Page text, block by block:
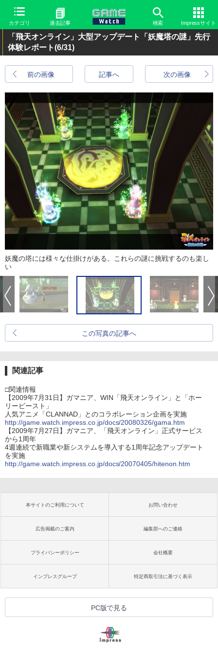
カテゴリ 過去記事 検索 Impressサイト
「飛天オンライン」大型アップデート「妖魔塔の謎」先行
体験レポート(6/31)
前の画像 次の画像
記事へ
妖魔の塔には様々な仕掛けがある。これらの謎に挑戦するのも楽し
い
この写真の記事へ
関連記事
□関連情報
【2009年7月31日】ガマニア、WIN「飛天オンライン」と「ホー
リービースト」
人気アニメ「CLANNAD」とのコラボレーション企画を実施
http://game.watch.impress.co.jp/docs/20080326/gama.htm
【2009年7月27日】ガマニア、「飛天オンライン」正式サービス
から1周年
4週連続で新職業や新システムを導入する1周年記念アップデート
を実施
http://game.watch.impress.co.jp/docs/20070405/hitenon.htm
本サイトのご利用について お問い合わせ
広告掲載のご案内 編集部へのご連絡
プライバシーポリシー 会社概要
インプレスグループ 特定商取引法に基づく表示
PC版で見る